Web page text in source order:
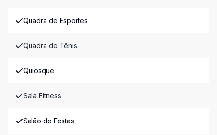
Quadra de Esportes
Quadra de Tênis
Quiosque
Sala Fitness
Salão de Festas